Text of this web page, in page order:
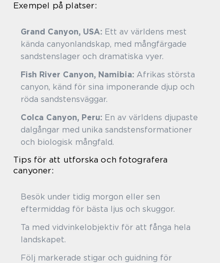
Exempel på platser:
Grand Canyon, USA: Ett av världens mest
kända canyonlandskap, med mångfärgade
sandstenslager och dramatiska vyer.
Fish River Canyon, Namibia: Afrikas största
canyon, känd för sina imponerande djup och
röda sandstensväggar.
Colca Canyon, Peru: En av världens djupaste
dalgångar med unika sandstensformationer
och biologisk mångfald.
Tips för att utforska och fotografera
canyoner:
Besök under tidig morgon eller sen
eftermiddag för bästa ljus och skuggor.
Ta med vidvinkelobjektiv för att fånga hela
landskapet.
Följ markerade stigar och guidning för